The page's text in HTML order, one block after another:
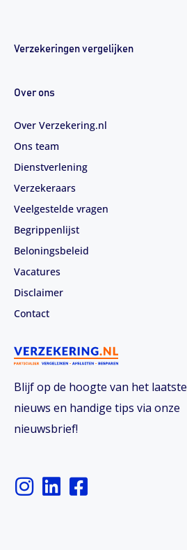
Blijf op de hoogte van het laatste
nieuws en handige tips via onze
nieuwsbrief!
I
n
L
i
F
a
Verzekeringen vergelijken
Over ons
Over Verzekering.nl
Ons team
Dienstverlening
Verzekeraars
Veelgestelde vragen
Begrippenlijst
Beloningsbeleid
Vacatures
Disclaimer
Contact